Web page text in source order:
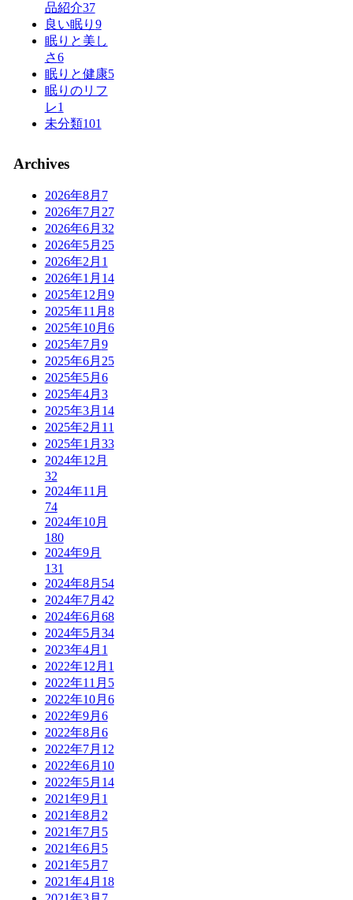
品紹介37
良い眠り 9
眠りと美し
さ6
眠りと健康5
眠りのリフ
レ1
未分類101
Archives
2026年8月 7
2026年7月 27
2026年6月 32
2026年5月 25
2026年2月 1
2026年1月 14
2025年12月 9
2025年11月 8
2025年10月 6
2025年7月 9
2025年6月 25
2025年5月 6
2025年4月 3
2025年3月 14
2025年2月 11
2025年1月 33
2024年12月
32
2024年11月
74
2024年10月
180
2024年9月
131
2024年8月 54
2024年7月 42
2024年6月 68
2024年5月 34
2023年4月 1
2022年12月 1
2022年11月 5
2022年10月 6
2022年9月 6
2022年8月 6
2022年7月 12
2022年6月 10
2022年5月 14
2021年9月 1
2021年8月 2
2021年7月 5
2021年6月 5
2021年5月 7
2021年4月 18